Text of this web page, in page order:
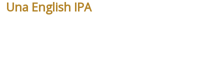
Una English IPA